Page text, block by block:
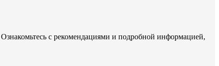
с рекомендациями и подробной информацией,